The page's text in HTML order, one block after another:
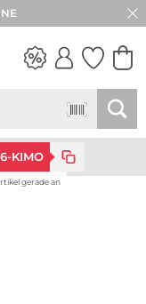
KIMO
gerade an